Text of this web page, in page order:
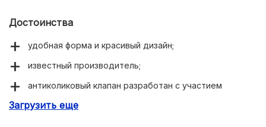
Достоинства
удобная форма и красивый дизайн;
известный производитель;
антиколиковый клапан разработан с участием
Загрузить еще